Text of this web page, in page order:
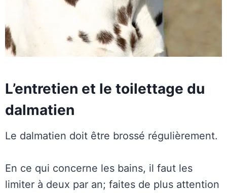
L’entretien et le toilettage du
dalmatien
Le dalmatien doit être brossé régulièrement.
En ce qui concerne les bains, il faut les
limiter à deux par an; faites de plus attention